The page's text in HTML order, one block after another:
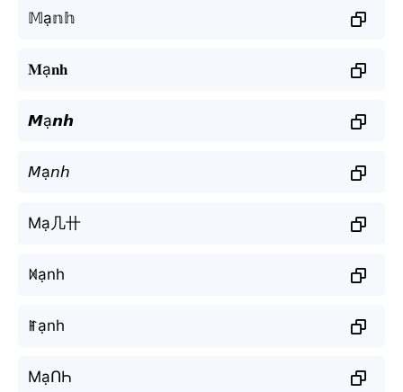
𝕄ạ𝕟𝕙
𝐌ạ𝐧𝐡
𝙈ạ𝙣𝙝
𝘔ạ𝘯𝘩
Mạ几卄
ꁒạnh
ꂵạnh
MạՈҺ